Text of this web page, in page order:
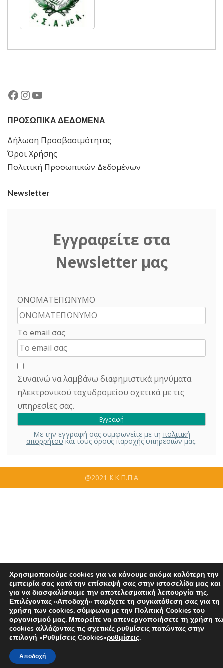
Facebook
Instagram
YouTube
ΠΡΟΣΩΠΙΚΑ ΔΕΔΟΜΕΝΑ
Δήλωση Προσβασιμότητας
Όροι Χρήσης
Πολιτική Προσωπικών Δεδομένων
Newsletter
Εγγραφείτε στα
Newsletter μας
ΟΝΟΜΑΤΕΠΩΝΥΜΟ
Το email σας
Συναινώ να λαμβάνω διαφημιστικά μηνύματα
ηλεκτρονικού ταχυδρομείου σχετικά με τις
υπηρεσίες σας.
Με την εγγραφή σας συμφωνείτε με τη πολιτική
απορρήτουκαι τους όρους παροχής υπηρεσιών μας.
@2021 Κ.Κ.Π.Π.Α
Χρησιμοποιούμε cookies για να κάνουμε ακόμα καλύτερη την
εμπειρία σας κατά την επίσκεψή σας στην ιστοσελίδα μας και
για να διασφαλίσουμε την αποτελεσματική λειτουργία της.
Επιλέγοντας «Αποδοχή» παρέχετε τη συγκατάθεση σας για τη
χρήση των cookies, σύμφωνα με την Πολιτική Cookies του
οργανισμού μας. Μπορείτε να απενεργοποιήσετε τη χρήση
cookies αλλάζοντας τις σχετικές ρυθμίσεις πατώντας στην
επιλογή «Ρυθμίσεις Cookies»ρυθμίσεις.
Αποδοχή